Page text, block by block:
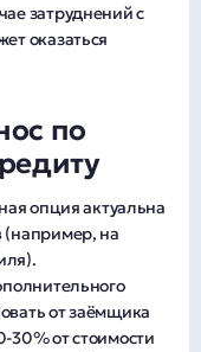
затруднений с
оказаться
по
опция актуальна
(например, на
от заёмщика
30% от стоимости